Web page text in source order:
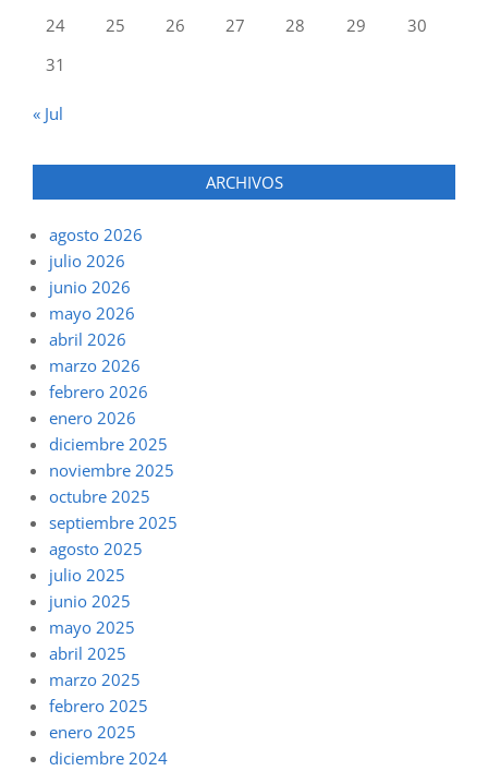
24
25 26 27 28 29
30
31
« Jul
ARCHIVOS
agosto 2026
julio 2026
junio 2026
mayo 2026
abril 2026
marzo 2026
febrero 2026
enero 2026
diciembre 2025
noviembre 2025
octubre 2025
septiembre 2025
agosto 2025
julio 2025
junio 2025
mayo 2025
abril 2025
marzo 2025
febrero 2025
enero 2025
diciembre 2024